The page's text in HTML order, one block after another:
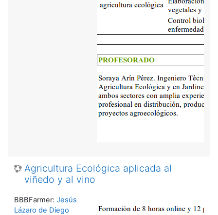
Agricultura Ecológica aplicada al
viñedo y al vino
BBBFarmer: Jesús
Lázaro de Diego